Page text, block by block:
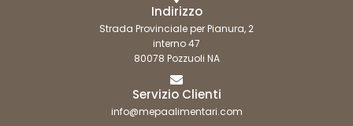
Indirizzo
Strada Provinciale per Pianura, 2
interno 47
80078 Pozzuoli NA
Servizio Clienti
info@mepaalimentari.com